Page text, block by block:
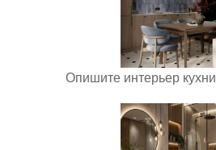
Опишите интерьер